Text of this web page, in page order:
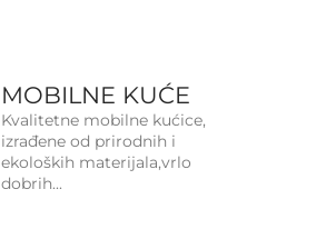
MOBILNE KUĆE
Kvalitetne mobilne kućice,
izrađene od prirodnih i
ekoloških materijala,vrlo
dobrih